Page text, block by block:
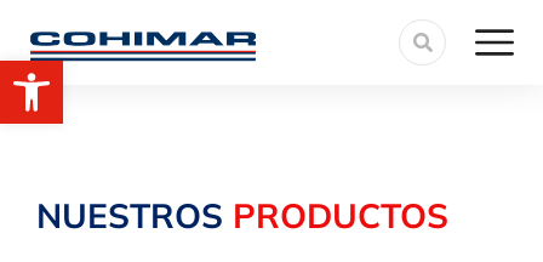
NUESTROS PRODUCTOS
Abrir barra de herramientas